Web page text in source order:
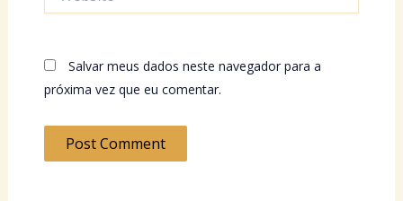
Salvar meus dados neste navegador para a
próxima vez que eu comentar.